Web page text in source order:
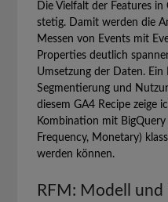
Die Vielfalt der Features
stetig. Damit werden die
Messen von Events mit
Properties deutlich
Umsetzung der Daten.
Segmentierung und
diesem GA4 Recipe zeige
Kombination mit BigQuery
Frequency, Monetary)
werden können.
RFM: Modell